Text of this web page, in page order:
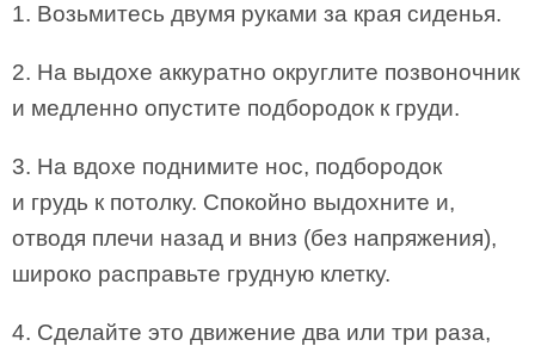
1. Возьмитесь двумя руками за края сиденья.
2. На выдохе аккуратно округлите позвоночник
и медленно опустите подбородок к груди.
3. На вдохе поднимите нос, подбородок
и грудь к потолку. Спокойно выдохните и,
отводя плечи назад и вниз (без напряжения),
широко расправьте грудную клетку.
4. Сделайте это движение два или три раза,